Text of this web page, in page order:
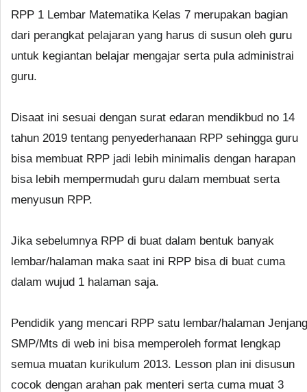
RPP 1 Lembar Matematika Kelas 7 merupakan bagian
dari perangkat pelajaran yang harus di susun oleh guru
untuk kegiantan belajar mengajar serta pula administrai
guru.
Disaat ini sesuai dengan surat edaran mendikbud no 14
tahun 2019 tentang penyederhanaan RPP sehingga guru
bisa membuat RPP jadi lebih minimalis dengan harapan
bisa lebih mempermudah guru dalam membuat serta
menyusun RPP.
Jika sebelumnya RPP di buat dalam bentuk banyak
lembar/halaman maka saat ini RPP bisa di buat cuma
dalam wujud 1 halaman saja.
Pendidik yang mencari RPP satu lembar/halaman Jenjang
SMP/Mts di web ini bisa memperoleh format lengkap
semua muatan kurikulum 2013. Lesson plan ini disusun
cocok dengan arahan pak menteri serta cuma muat 3